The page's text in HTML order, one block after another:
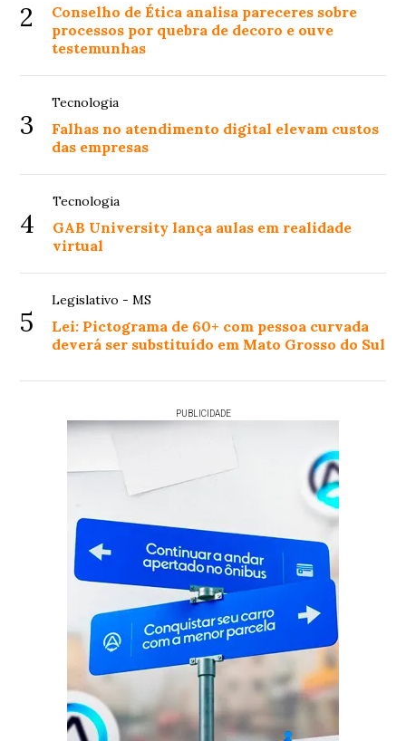
2
Conselho de Ética analisa pareceres sobre
processos por quebra de decoro e ouve
testemunhas
3
Tecnologia
Falhas no atendimento digital elevam custos
das empresas
4
Tecnologia
GAB University lança aulas em realidade
virtual
5
Legislativo - MS
Lei: Pictograma de 60+ com pessoa curvada
deverá ser substituído em Mato Grosso do Sul
PUBLICIDADE